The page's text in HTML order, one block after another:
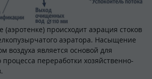
(аэротенке) происходит аэрация стоков
аэратора. Насыщение
воздуха является основой для
процесса переработки хозяйственно-